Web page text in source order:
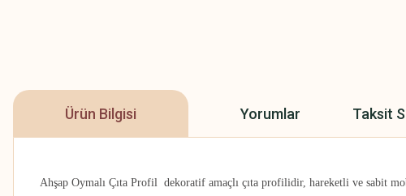
Ürün Bilgisi Yorumlar Taksit
Ahşap Oymalı Çıta Profil dekoratif amaçlı çıta profilidir, hareketli ve sabit